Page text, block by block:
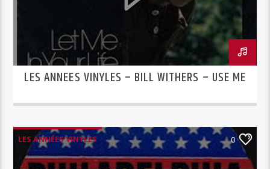
LES ANNEES VINYLES – BILL WITHERS – USE ME
LES ANNÉES VINYLES
LET'S CLEAN UP THE GHETTO
MFSB
0